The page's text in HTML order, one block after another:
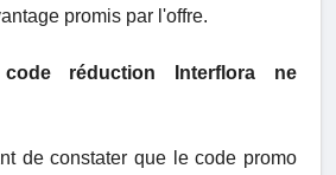
promis par l'offre.
réduction Interflora ne
de constater que le code promo